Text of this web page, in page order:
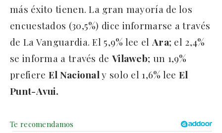
más éxito tienen. La gran mayoría de los
encuestados (30,5%) dice informarse a través
de La Vanguardia. El 5,9% lee elAra; el 2,4%
se informa a través de Vilaweb; un 1,9%
prefiere El Nacionaly solo el 1,6% leeEl
Punt-Avui.